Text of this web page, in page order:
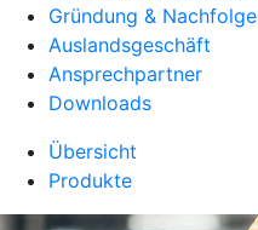
Gründung & Nachfolge
Auslandsgeschäft
Ansprechpartner
Downloads
Übersicht
Produkte